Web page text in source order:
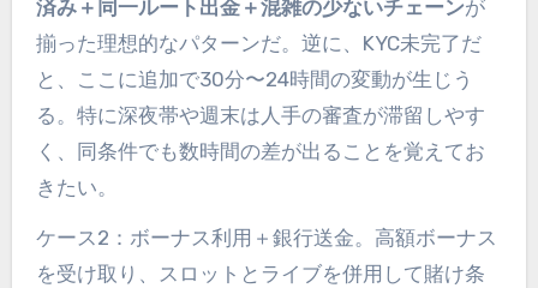
済み＋同一ルート出金＋混雑の少ないチェーンが
揃った理想的なパターンだ。逆に、KYC未完了だ
と、ここに追加で30分〜24時間の変動が生じう
る。特に深夜帯や週末は人手の審査が滞留しやす
く、同条件でも数時間の差が出ることを覚えてお
きたい。
ケース2：ボーナス利用＋銀行送金。高額ボーナス
を受け取り、スロットとライブを併用して賭け条